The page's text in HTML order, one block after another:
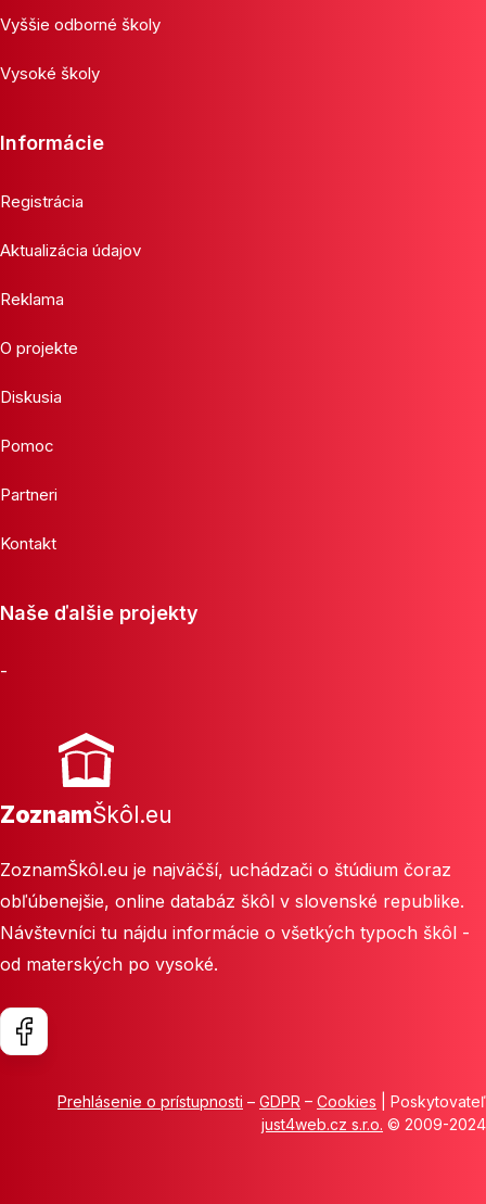
Vyššie odborné školy
Vysoké školy
Informácie
Registrácia
Aktualizácia údajov
Reklama
O projekte
Diskusia
Pomoc
Partneri
Kontakt
Naše ďalšie projekty
-
ZoznamŠkôl.eu
ZoznamŠkôl.eu je najväčší, uchádzači o štúdium čoraz
obľúbenejšie, online databáz škôl v slovenské republike.
Návštevníci tu nájdu informácie o všetkých typoch škôl -
od materských po vysoké.
Prehlásenie o prístupnosti – GDPR – Cookies | Poskytovateľ
just4web.cz s.r.o. © 2009-2024